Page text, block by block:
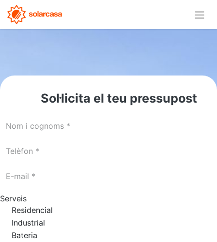
Sol·licita el teu pressupost
Serveis
Residencial
Industrial
Bateria